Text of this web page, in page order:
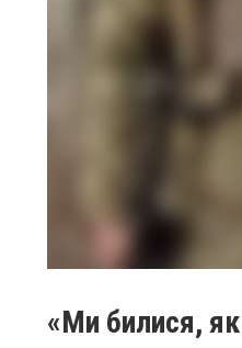
«Ми билися, як